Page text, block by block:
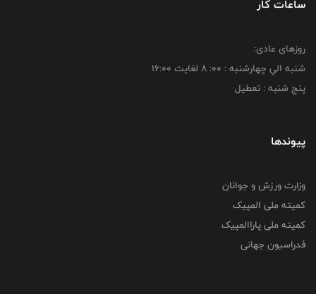
ساعات کار
روزهای عادی:
شنبه الي چهارشنبه : 00: 8 لغايت 16:00
پنج شنبه : تعطیل
پیوندها
وزارت ورزش و جوانان
کمیته ملی المپیک
کمیته ملی پاراالمپیک
فدراسیون جهانی